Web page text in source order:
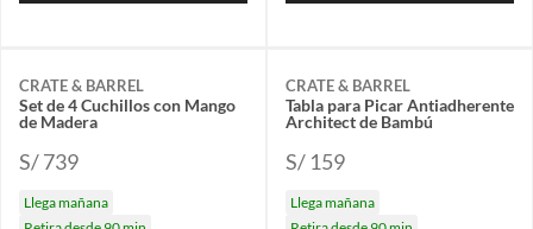
CRATE & BARREL
Set de 4 Cuchillos con Mango
de Madera
S/ 739
Llega mañana
CRATE & BARREL
Tabla para Picar Antiadherente
Architect de Bambú
S/ 159
Llega mañana